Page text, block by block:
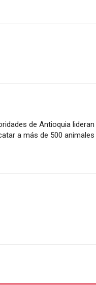
de Antioquia
a más de 500